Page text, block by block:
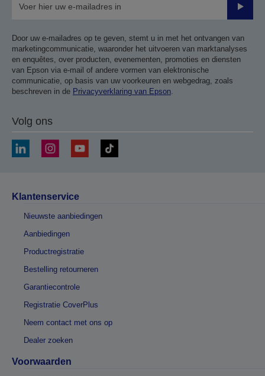
Door uw e-mailadres op te geven, stemt u in met het ontvangen van
marketingcommunicatie, waaronder het uitvoeren van marktanalyses
en enquêtes, over producten, evenementen, promoties en diensten
van Epson via e-mail of andere vormen van elektronische
communicatie, op basis van uw voorkeuren en webgedrag, zoals
beschreven in de Privacyverklaring van Epson.
Volg ons
Klantenservice
Nieuwste aanbiedingen
Aanbiedingen
Productregistratie
Bestelling retourneren
Garantiecontrole
Registratie CoverPlus
Neem contact met ons op
Dealer zoeken
Voorwaarden